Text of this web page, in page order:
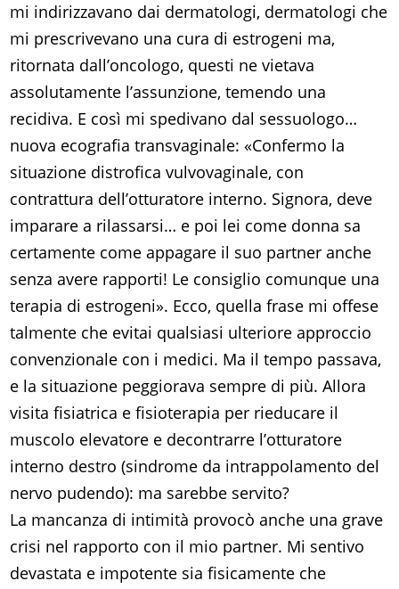
mi indirizzavano dai dermatologi, dermatologi che
mi prescrivevano una cura di estrogeni ma,
ritornata dall’oncologo, questi ne vietava
assolutamente l’assunzione, temendo una
recidiva. E così mi spedivano dal sessuologo…
nuova ecografia transvaginale: «Confermo la
situazione distrofica vulvovaginale, con
contrattura dell’otturatore interno. Signora, deve
imparare a rilassarsi… e poi lei come donna sa
certamente come appagare il suo partner anche
senza avere rapporti! Le consiglio comunque una
terapia di estrogeni». Ecco, quella frase mi offese
talmente che evitai qualsiasi ulteriore approccio
convenzionale con i medici. Ma il tempo passava,
e la situazione peggiorava sempre di più. Allora
visita fisiatrica e fisioterapia per rieducare il
muscolo elevatore e decontrarre l’otturatore
interno destro (sindrome da intrappolamento del
nervo pudendo): ma sarebbe servito?
La mancanza di intimità provocò anche una grave
crisi nel rapporto con il mio partner. Mi sentivo
devastata e impotente sia fisicamente che